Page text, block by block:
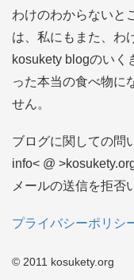
わけのわからないと
は、私にもまた、わ
kosukety blogのいく
った本当の食べ物に
せん。
ブログに関しての問
info< @
メールの送信を拒否
プライバシーポリシ
© 2011 kosukety.org